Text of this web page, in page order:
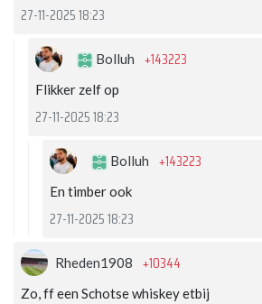
27-11-2025 18:23
Bolluh +143223
Flikker zelf op
27-11-2025 18:23
Bolluh +143223
En timber ook
27-11-2025 18:23
Rheden1908 +10344
Zo, ff een Schotse whiskey etbij